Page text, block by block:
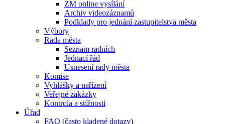
ZM online vysílání
Archiv videozáznamů
Podklady pro jednání zastupitelstva města
Výbory
Rada města
Seznam radních
Jednací řád
Usnesení rady města
Komise
Vyhlášky a nařízení
Veřejné zakázky
Kontrola a stížnosti
Úřad
FAQ (často kladené dotazy)